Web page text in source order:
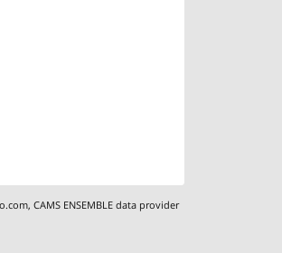
,CAMS ENSEMBLE data provider